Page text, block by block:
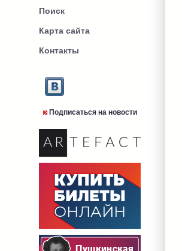
Поиск
Карта сайта
Контакты
Подписаться на новости